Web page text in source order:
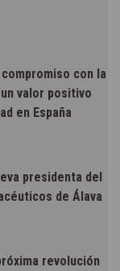
con la
valor positivo
en España
presidenta del
de Álava
revolución